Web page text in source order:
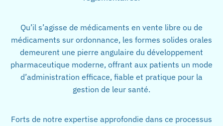
Qu’il s’agisse de médicaments en vente libre ou de
médicaments sur ordonnance, les formes solides orales
demeurent une pierre angulaire du développement
pharmaceutique moderne, offrant aux patients un mode
d’administration efficace, fiable et pratique pour la
gestion de leur santé.
Forts de notre expertise approfondie dans ce processus